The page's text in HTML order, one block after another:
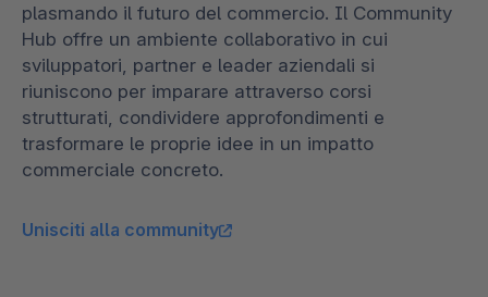
plasmando il futuro del commercio. Il Community
Hub offre un ambiente collaborativo in cui
sviluppatori, partner e leader aziendali si
riuniscono per imparare attraverso corsi
strutturati, condividere approfondimenti e
trasformare le proprie idee in un impatto
commerciale concreto.
Unisciti alla community